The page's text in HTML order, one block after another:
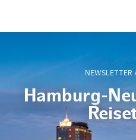
NEWSLETTER
Hamburg-